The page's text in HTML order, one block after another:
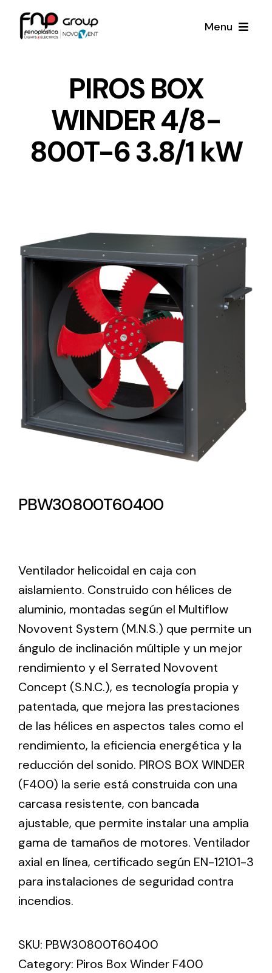
Menu
Lighting and Electrical
Equipment
Complete solutions in lighting and electrical
material for each project and need
Ventilation
The incorporation of Novovent into the group
meant a greater offer of ventilation products for
different uses
Iluminación Solar
Variedad de soluciones solares para todo tipo
de necesidades.
Solar lighting
Variety of solar solutions for all kinds of needs.
Noticias
Proyectos
PIROS BOX
WINDER 4/8-
800T-6 3.8/1 kW
PBW30800T60400
Ventilador helicoidal en caja con
aislamiento. Construido con hélices de
aluminio, montadas según el Multiflow
Novovent System (M.N.S.) que permite un
ángulo de inclinación múltiple y un mejor
rendimiento y el Serrated Novovent
Concept (S.N.C.), es tecnología propia y
patentada, que mejora las prestaciones
de las hélices en aspectos tales como el
rendimiento, la eficiencia energética y la
reducción del sonido. PIROS BOX WINDER
(F400) la serie está construida con una
carcasa resistente, con bancada
ajustable, que permite instalar una amplia
gama de tamaños de motores. Ventilador
axial en línea, certificado según EN-12101-3
para instalaciones de seguridad contra
incendios.
SKU: PBW30800T60400
Category: Piros Box Winder F400